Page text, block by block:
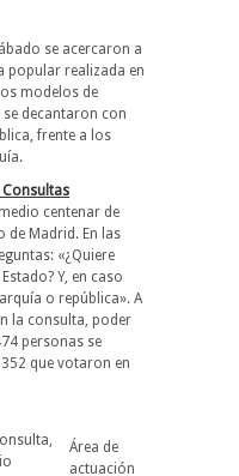
se acercaron a
popular realizada en
modelos de
decantaron con
frente a los
Consultas
centenar de
de Madrid. En las
«¿Quiere
Y, en caso
o república». A
la consulta, poder
personas se
que votaron en
Área de
actuación